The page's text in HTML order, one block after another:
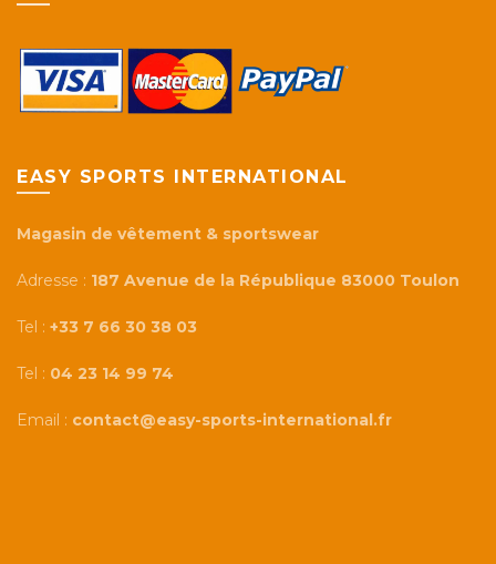
EASY SPORTS INTERNATIONAL
Magasin de vêtement & sportswear
Adresse : 187 Avenue de la République 83000 Toulon
Tel : +33 7 66 30 38 03
Tel : 04 23 14 99 74
Email : contact@easy-sports-international.fr